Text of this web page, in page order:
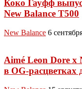
Коко Гауфф
New Balance T500
New Balance 6
Aimé Leon Dore x
в OG-расцветках